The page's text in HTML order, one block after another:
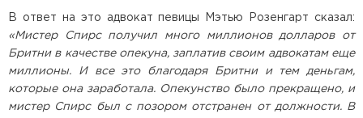
В ответ на это адвокат певицы Мэтью Розенгарт сказал:
«Мистер Спирс получил много миллионов долларов от
Бритни в качестве опекуна, заплатив своим адвокатам еще
миллионы. И все это благодаря Бритни и тем деньгам,
которые она заработала. Опекунство было прекращено, и
мистер Спирс был с позором отстранен от должности. В